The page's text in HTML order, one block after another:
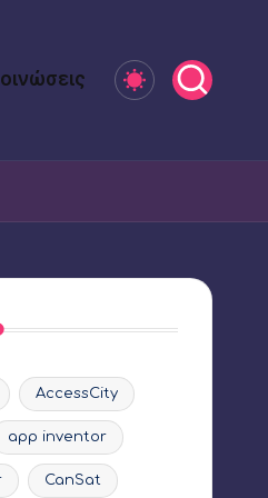
AccessCity
app inventor
CanSat